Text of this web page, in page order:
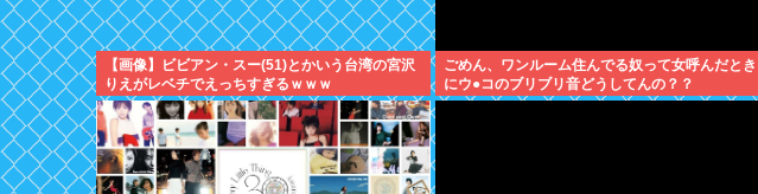
【画像】ビビアン・スー(51)とかいう台湾の宮沢
りえがレベチでえっちすぎるｗｗｗ
ごめん、ワンルーム住んでる奴って女呼んだとき
にウ●コのブリブリ音どうしてんの？？